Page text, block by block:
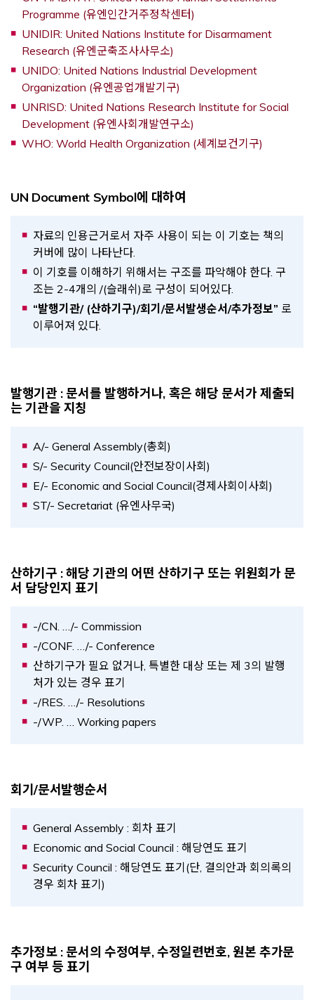
Programme (유엔인간거주정착센터)
UNIDIR: United Nations Institute for Disarmament
Research (유엔군축조사사무소)
UNIDO: United Nations Industrial Development
Organization (유엔공업개발기구)
UNRISD: United Nations Research Institute for Social
Development (유엔사회개발연구소)
WHO: World Health Organization (세계보건기구)
UN Document Symbol에 대하여
자료의 인용근거로서 자주 사용이 되는 이 기호는 책의
커버에 많이 나타난다.
이 기호를 이해하기 위해서는 구조를 파악해야 한다. 구
조는 2-4개의 /(슬래쉬)로 구성이 되어있다.
“발행기관/ (산하기구)/회기/문서발생순서/추가정보” 로
이루어져 있다.
발행기관 : 문서를 발행하거나, 혹은 해당 문서가 제출되
는 기관을 지칭
A/- General Assembly(총회)
S/- Security Council(안전보장이사회)
E/- Economic and Social Council(경제사회이사회)
ST/- Secretariat (유엔사무국)
산하기구 : 해당 기관의 어떤 산하기구 또는 위원회가 문
서 담당인지 표기
-/CN. …/- Commission
-/CONF. …/- Conference
산하기구가 필요 없거나, 특별한 대상 또는 제 3의 발행
처가 있는 경우 표기
-/RES. …/- Resolutions
-/WP. … Working papers
회기/문서발행순서
General Assembly : 회차 표기
Economic and Social Council : 해당연도 표기
Security Council : 해당연도 표기(단, 결의안과 회의록의
경우 회차 표기)
추가정보 : 문서의 수정여부, 수정일련번호, 원본 추가문
구 여부 등 표기